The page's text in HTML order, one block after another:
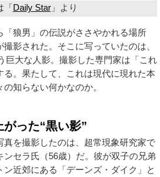
「Daily Star」より
狼男」の伝説がささやかれる場所
影された。そこに写っていたのは、
巨大な人影。撮影した専門家は「これ
る。果たして、これは現代に現れた本
知らない何かなのか。
った“黒い影”
を撮影したのは、超常現象研究家で
ンセラ氏（56歳）だ。彼が双子の兄弟
ン近郊にある「デーンズ・ダイク」と